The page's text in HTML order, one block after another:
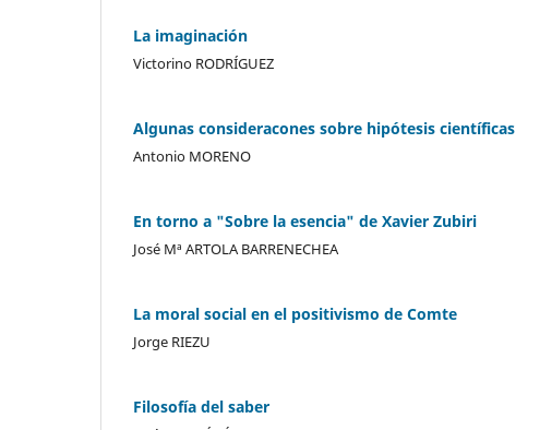
La imaginación
Victorino RODRÍGUEZ
Algunas consideracones sobre hipótesis científicas
Antonio MORENO
En torno a "Sobre la esencia" de Xavier Zubiri
José Mª ARTOLA BARRENECHEA
La moral social en el positivismo de Comte
Jorge RIEZU
Filosofía del saber